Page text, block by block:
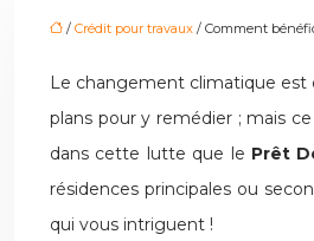
/ Crédit pour travaux / Comment
Le changement climatique est
plans pour y remédier ; mais
dans cette lutte que le Prêt
résidences principales ou
qui vous intriguent !